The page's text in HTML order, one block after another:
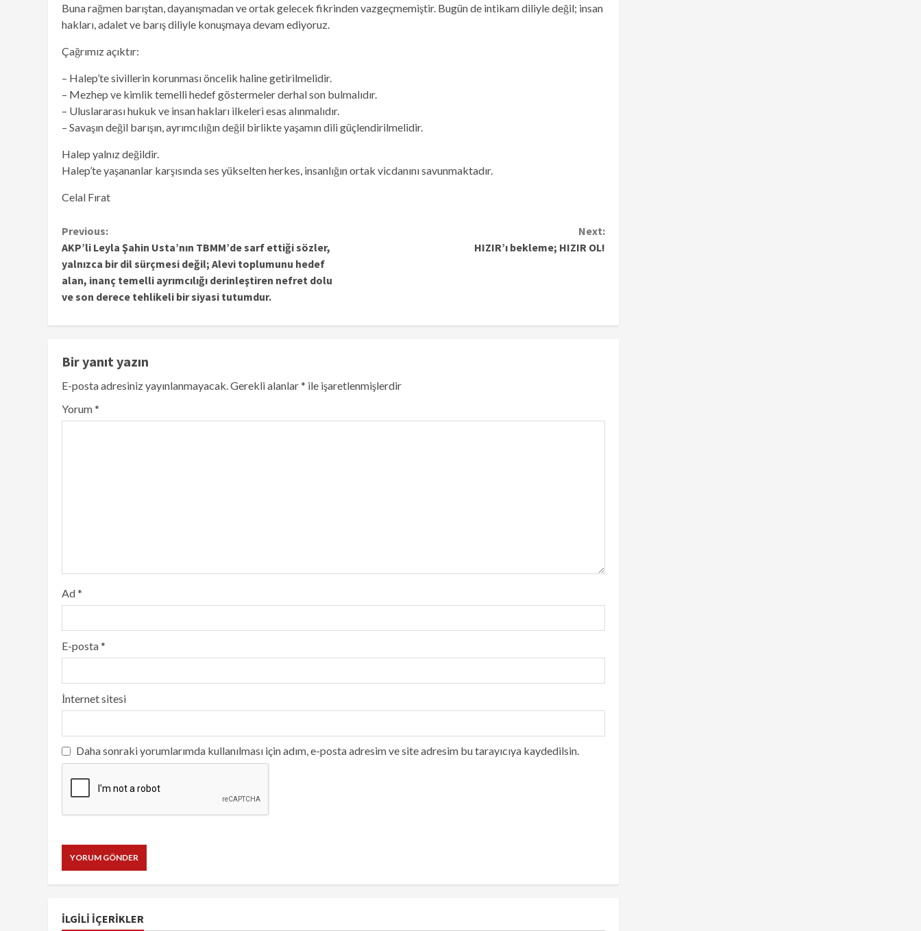
Buna rağmen barıştan, dayanışmadan ve ortak gelecek fikrinden vazgeçmemiştir. Bugün de intikam diliyle değil; insan
hakları, adalet ve barış diliyle konuşmaya devam ediyoruz.
Çağrımız açıktır:
– Halep’te sivillerin korunması öncelik haline getirilmelidir.
– Mezhep ve kimlik temelli hedef göstermeler derhal son bulmalıdır.
– Uluslararası hukuk ve insan hakları ilkeleri esas alınmalıdır.
– Savaşın değil barışın, ayrımcılığın değil birlikte yaşamın dili güçlendirilmelidir.
Halep yalnız değildir.
Halep’te yaşananlar karşısında ses yükselten herkes, insanlığın ortak vicdanını savunmaktadır.
Celal Fırat
Continue
Reading
Previous:
AKP’li Leyla Şahin Usta’nın TBMM’de sarf ettiği sözler,
yalnızca bir dil sürçmesi değil; Alevi toplumunu hedef
alan, inanç temelli ayrımcılığı derinleştiren nefret dolu
ve son derece tehlikeli bir siyasi tutumdur.
Next:
HIZIR’ı bekleme; HIZIR OL!
Bir yanıt yazın
E-posta adresiniz yayınlanmayacak.Gerekli alanlar* ile işaretlenmişlerdir
Yorum*
Ad*
E-posta*
İnternet sitesi
Daha sonraki yorumlarımda kullanılması için adım, e-posta adresim ve site adresim bu tarayıcıya kaydedilsin.
İLGILI IÇERIKLER